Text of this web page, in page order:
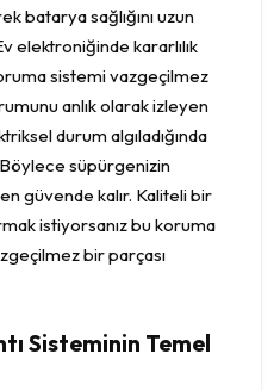
batarya sağlığını uzun
elektroniğinde kararlılık
sistemi vazgeçilmez
anlık olarak izleyen
durum algıladığında
Böylece süpürgenizin
güvende kalır. Kaliteli bir
istiyorsanız bu koruma
bir parçası
Sisteminin Temel